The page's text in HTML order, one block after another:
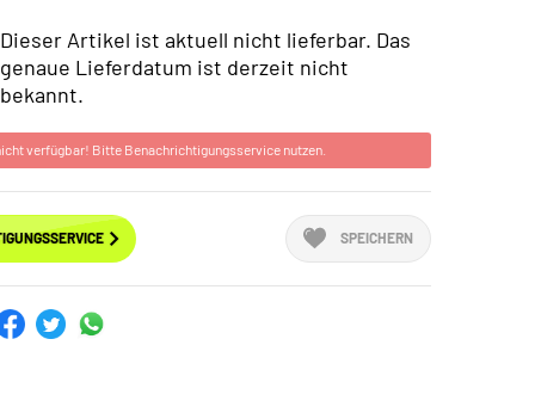
Dieser Artikel ist aktuell nicht lieferbar. Das
genaue Lieferdatum ist derzeit nicht
bekannt.
verfügbar! Bitte Benachrichtigungsservice nutzen.
SPEICHERN